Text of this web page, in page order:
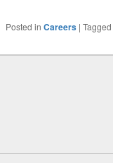
Posted in Careers | Tagged